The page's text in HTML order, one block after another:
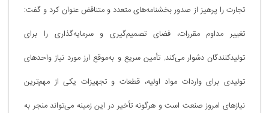
تجارت را پرهیز از صدور بخشنامه‌های متعدد و متناقض عنوان کرد و گفت:
تغییر مداوم مقررات، فضای تصمیم‌گیری و سرمایه‌گذاری را برای
تولیدکنندگان دشوار می‌کند. تأمین سریع و به‌موقع ارز مورد نیاز واحدهای
تولیدی برای واردات مواد اولیه، قطعات و تجهیزات یکی از مهم‌ترین
نیازهای امروز صنعت است و هرگونه تأخیر در این زمینه می‌تواند منجر به